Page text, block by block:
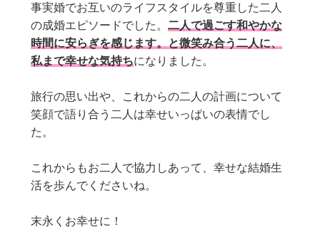
事実婚でお互いのライフスタイルを尊重した二人
の成婚エピソードでした。二人で過ごす和やかな
時間に安らぎを感じます。と微笑み合う二人に、
私まで幸せな気持ちになりました。
旅行の思い出や、これからの二人の計画について
笑顔で語り合う二人は幸せいっぱいの表情でし
た。
これからもお二人で協力しあって、幸せな結婚生
活を歩んでくださいね。
末永くお幸せに！